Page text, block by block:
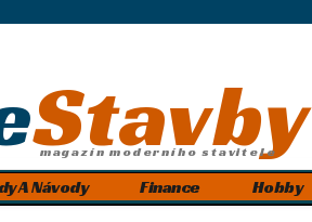
Stavby
magazín moderního stavitele
A Návody Finance Hobby